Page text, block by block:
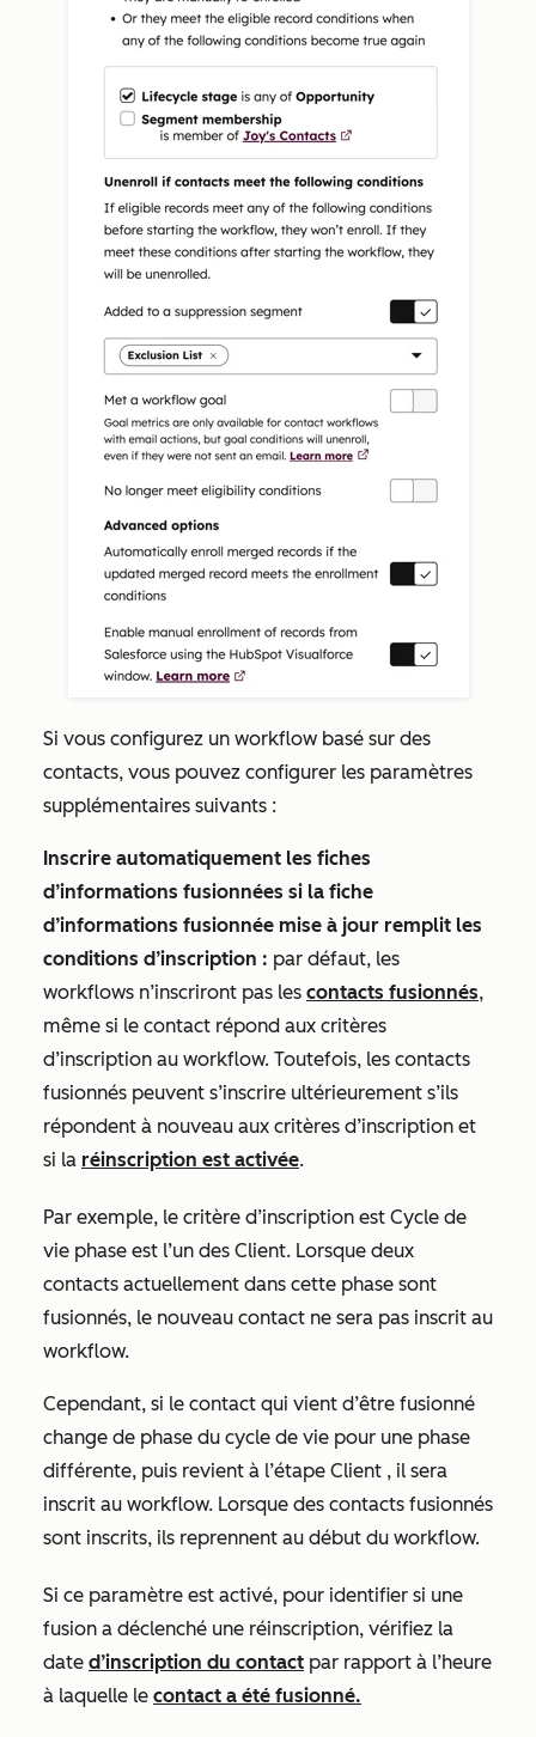
Si vous configurez un workflow basé sur des
contacts, vous pouvez configurer les paramètres
supplémentaires suivants :
Inscrire automatiquement les fiches
d’informations fusionnées si la fiche
d’informations fusionnée mise à jour remplit les
conditions d’inscription : par défaut, les
workflows n’inscriront pas les contacts fusionnés,
même si le contact répond aux critères
d’inscription au workflow. Toutefois, les contacts
fusionnés peuvent s’inscrire ultérieurement s’ils
répondent à nouveau aux critères d’inscription et
si la réinscription est activée.
Par exemple, le critère d’inscription est Cycle de
vie phase est l’un des Client. Lorsque deux
contacts actuellement dans cette phase sont
fusionnés, le nouveau contact ne sera pas inscrit au
workflow.
Cependant, si le contact qui vient d’être fusionné
change de phase du cycle de vie pour une phase
différente, puis revient à l’étape Client , il sera
inscrit au workflow. Lorsque des contacts fusionnés
sont inscrits, ils reprennent au début du workflow.
Si ce paramètre est activé, pour identifier si une
fusion a déclenché une réinscription, vérifiez la
date d’inscription du contact par rapport à l’heure
à laquelle le contact a été fusionné.